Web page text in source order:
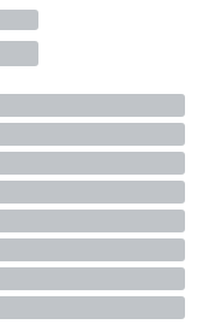
1er juillet à l'IFM de
Fashion Awards
présidée par
cette même
l'aventureAMI Paris,